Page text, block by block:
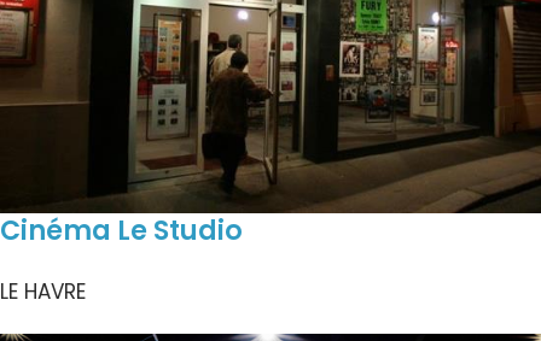
Cinéma Le Studio
LE HAVRE